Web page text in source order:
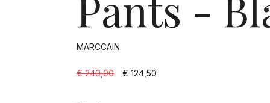
MARCCAIN
€ 249,00 € 124,50